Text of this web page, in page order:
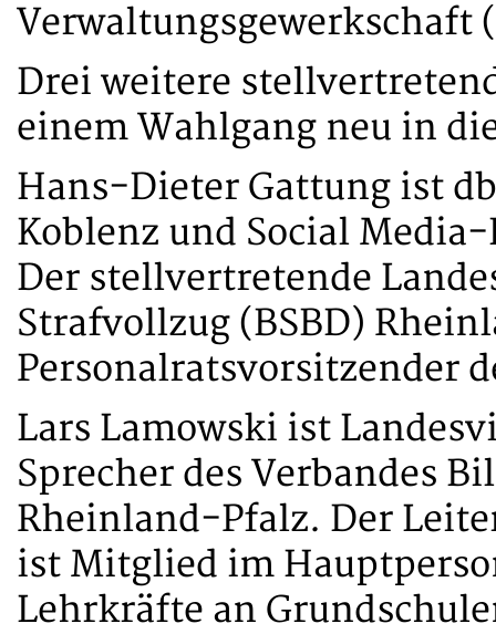
Verwaltungsgewerkschaft
Drei weitere
einem Wahlgang neu in
Hans-Dieter Gattung ist
Koblenz und Social
Der stellvertretende
Strafvollzug (BSBD)
Personalratsvorsitzender
Lars Lamowski ist
Sprecher des Verbandes
Rheinland-Pfalz. Der
ist Mitglied im
Lehrkräfte an